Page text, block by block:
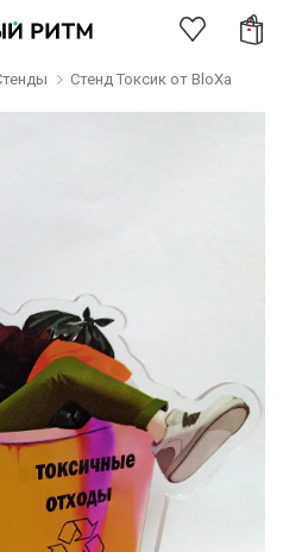
Стенд Токсик от BloXa